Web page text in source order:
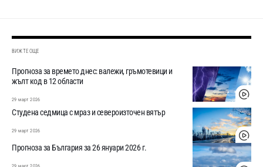
ВИЖТЕ ОЩЕ
Прогноза за времето днес: валежи, гръмотевици и
жълт код в 12 области
29 март 2026
Студена седмица с мраз и североизточен вятър
29 март 2026
Прогноза за България за 26 януари 2026 г.